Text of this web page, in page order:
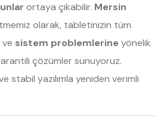
ortaya çıkabilir. Mersin
olarak, tabletinizin tüm
ve sistem problemlerine yönelik
çözümler sunuyoruz.
stabil yazılımla yeniden verimli